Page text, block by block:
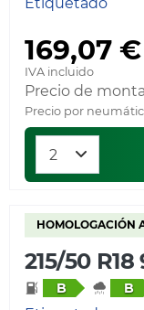
169,07 €
IVA incluido
Precio de
Precio por
HOMOLOGACIÓN
215/50
B B